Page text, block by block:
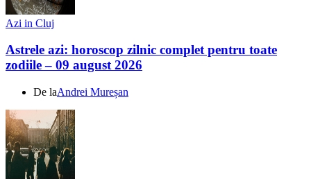
Azi in Cluj
Astrele azi: horoscop zilnic complet pentru toate
zodiile – 09 august 2026
De laAndrei Mureșan